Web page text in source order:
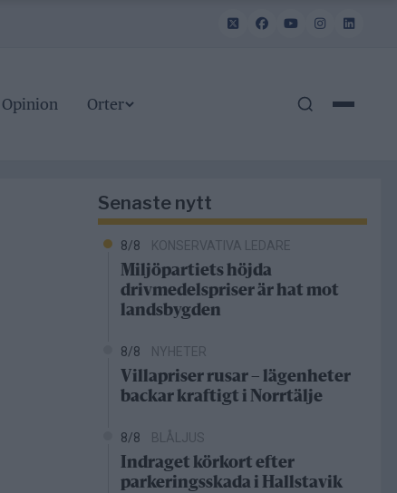
Opinion Orter
Senaste nytt
8/8 KONSERVATIVA LEDARE
Miljöpartiets höjda
drivmedelspriser är hat mot
landsbygden
8/8 NYHETER
Villapriser rusar – lägenheter
backar kraftigt i Norrtälje
8/8 BLÅLJUS
Indraget körkort efter
parkeringsskada i Hallstavik